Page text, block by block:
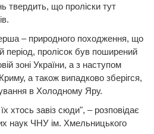
твердить, що проліски тут
– природного походження, що
період, пролісок був поширений
зоні України, а з наступом
а також випадково зберігся,
в Холодному Яру.
хтось завіз сюди", – розповідає
наук ЧНУ ім. Хмельницького